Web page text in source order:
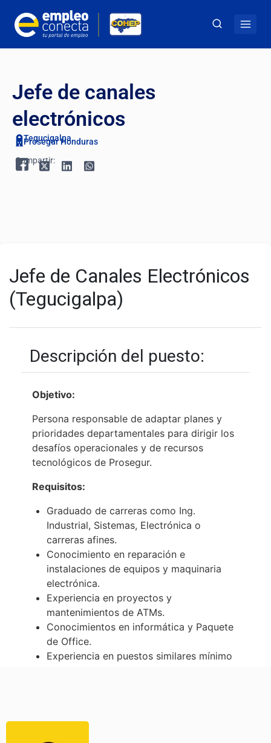
Jefe de canales
electrónicos
Tegucigalpa
Prosegur Honduras
Compartir: